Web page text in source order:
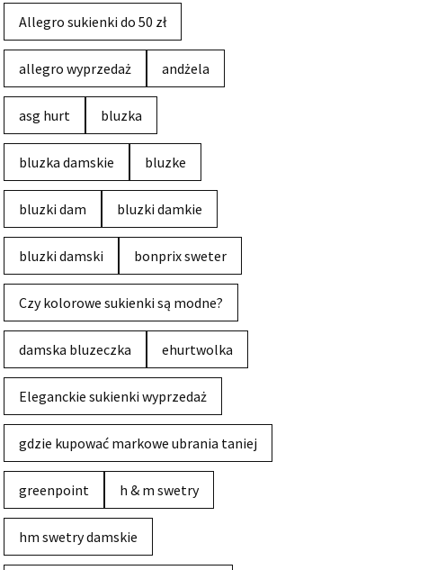
Allegro sukienki do 50 zł
allegro wyprzedaż andżela
asg hurt bluzka
bluzka damskie bluzke
bluzki dam bluzki damkie
bluzki damski bonprix sweter
Czy kolorowe sukienki są modne?
damska bluzeczka ehurtwolka
Eleganckie sukienki wyprzedaż
gdzie kupować markowe ubrania taniej
greenpoint h & m swetry
hm swetry damskie